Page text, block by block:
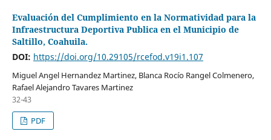
Evaluación del Cumplimiento en la Normatividad para la
Infraestructura Deportiva Publica en el Municipio de
Saltillo, Coahuila.
DOI: https://doi.org/10.29105/rcefod.v19i1.107
Miguel Angel Hernandez Martinez, Blanca Rocío Rangel Colmenero,
Rafael Alejandro Tavares Martinez
32-43
PDF